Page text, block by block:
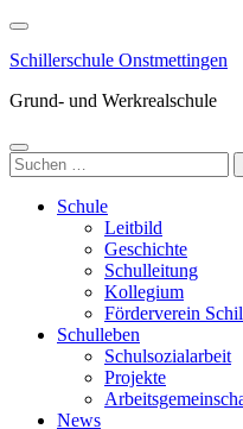
Zum
springen
drücken)
Schillerschule Onstmettingen
Grund- und Werkrealschule
Suchen
nach:
Schule
Leitbild
Geschichte
Schulleitung
Kollegium
Förderverein
Schulleben
Schulsozialarbeit
Projekte
News